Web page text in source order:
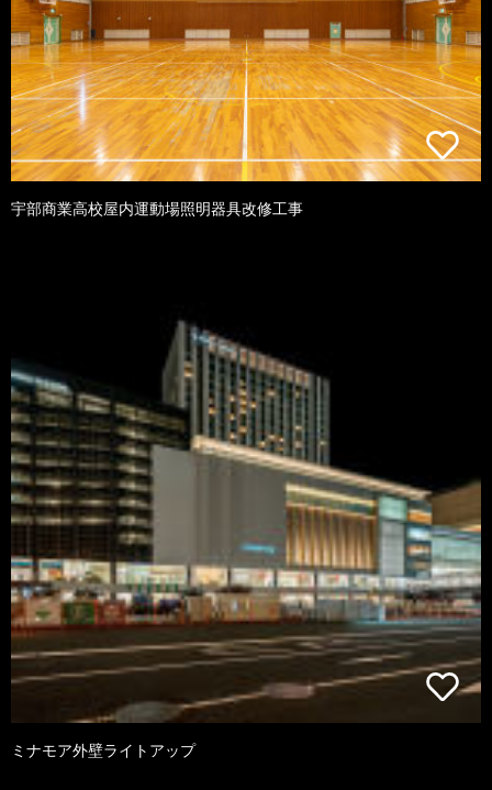
宇部商業高校屋内運動場照明器具改修工事
ミナモア外壁ライトアップ